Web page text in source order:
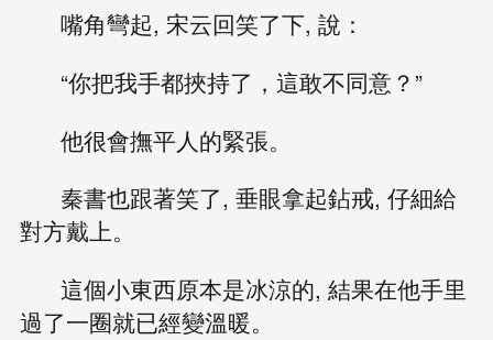
嘴角彎起, 宋云回笑了下, 說：
“你把我手都挾持了，這敢不同意？”
他很會撫平人的緊張。
秦書也跟著笑了, 垂眼拿起鉆戒, 仔細給
對方戴上。
這個小東西原本是冰涼的, 結果在他手里
過了一圈就已經變溫暖。